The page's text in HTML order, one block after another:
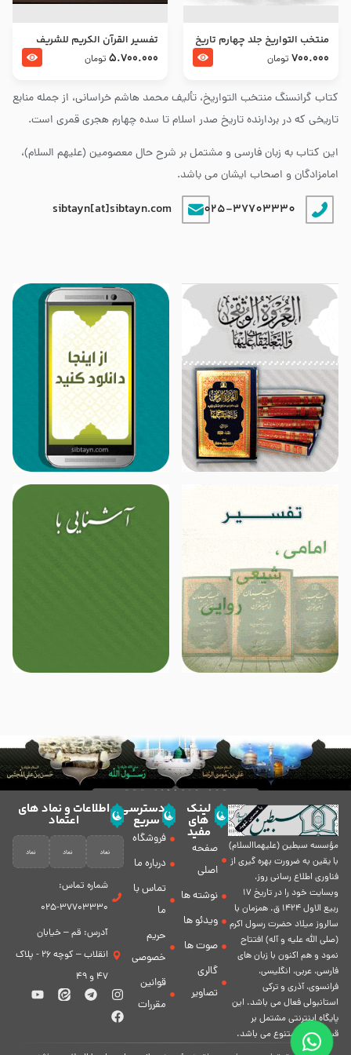
کتاب گرانسنگ منتخب التواريخ، تألیف محمد هاشم خراسانی، از جمله منابع
تاریخی که در بردارنده تاریخ صدر اسلام تا سده چهارم هجری قمری است.
این کتاب به زبان فارسی و مشتمل بر شرح حال معصومین (علیهم السلام)،
امامزادگان و اصحاب ایشان می باشد.
025-37703330
sibtayn[at]sibtayn.com
منتخب التواریخ جلد چهارم تاریخ
امام زین العابدین و امام محمد
700.000 تومان
تفسير القرآن الكريم للشريف
المرتضي قدس سرّه
5.700.000 تومان
مؤسسه سبطين (عليهماالسلام)
با يقين به ضرورت بهره گیرى از
فناورى اطلاع رسانى روز،
وبسایت خود را در تاريخ 17
ربيع الاول 1424 ق. همزمان با
سالروز ميلاد حضرت رسول اكرم
(صلی الله علیه و آله) افتتاح
نمود و هم اكنون با زبان های
فارسی، عربى، انگلیسی،
فرانسوی، آذری و ترکی
استانبولی فعال مى باشد. اين
پايگاه اينترنتى مشتمل بر
قسمت هاى متنوع مى باشد.
لینک
های
مفید
صفحه
اصلی
نوشته ها
ویدئو ها
صوت ها
گالری
تصاویر
دسترسی
سریع
فروشگاه
درباره ما
تماس با
ما
حریم
خصوصی
قوانین
مقررات
اطلاعات و نماد های
اعتماد
شماره تماس:
37703330-025
آدرس: قم – خیابان
انقلاب – کوچه 26 - پلاک
47 و 49